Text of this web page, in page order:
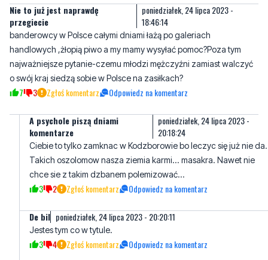
handlowych ,żłopią piwo a my mamy wysyłać pomoc?Poza tym
najważniejsze pytanie-czemu młodzi mężczyźni zamiast walczyć
o swój kraj siedzą sobie w Polsce na zasiłkach?
7 3 Zgłoś komentarz Odpowiedz na komentarz
A psychole piszą dniami
komentarze
poniedziałek, 24 lipca 2023 -
20:18:24
Takich oszolomow nasza ziemia karmi... masakra. Nawet nie
chce sie z takim dzbanem polemizować...
3 2 Zgłoś komentarz Odpowiedz na komentarz
De bil poniedziałek, 24 lipca 2023 - 20:20:11
Jestes tym co w tytule.
wtorek, 25 lipca 2023 - 04:01:51
Ja myślę, że oni potrzebują jedzenia z długim terminem ważności,